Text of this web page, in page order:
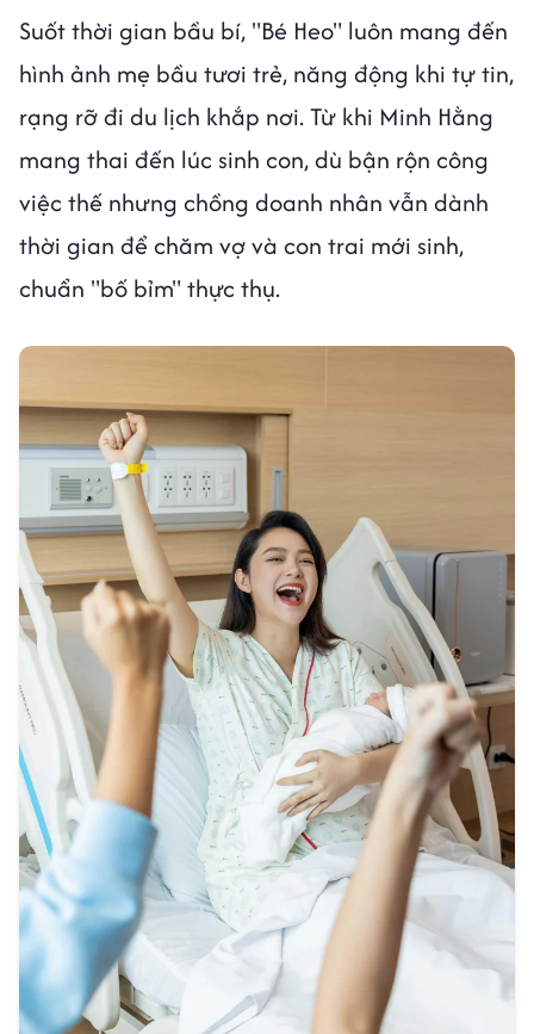
Suốt thời gian bầu bí, "Bé Heo" luôn mang đến
hình ảnh mẹ bầu tươi trẻ, năng động khi tự tin,
rạng rỡ đi du lịch khắp nơi. Từ khi Minh Hằng
mang thai đến lúc sinh con, dù bận rộn công
việc thế nhưng chồng doanh nhân vẫn dành
thời gian để chăm vợ và con trai mới sinh,
chuẩn "bố bỉm" thực thụ.